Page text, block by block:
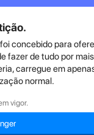
concebido para
fazer de tudo por
carregue em
normal.
vigor.